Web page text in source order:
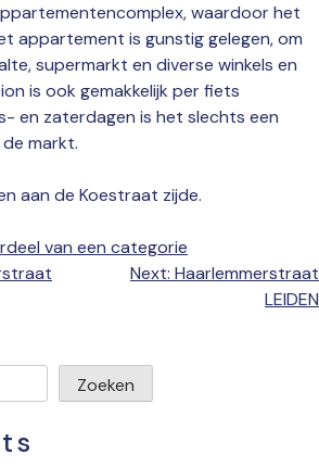
waardoor het
appartement is gunstig gelegen, om
supermarkt en diverse winkels en
is ook gemakkelijk per fiets
en zaterdagen is het slechts een
markt.
aan de Koestraat zijde.
van een categorie
Next: Haarlemmerstraat
LEIDEN
Zoeken